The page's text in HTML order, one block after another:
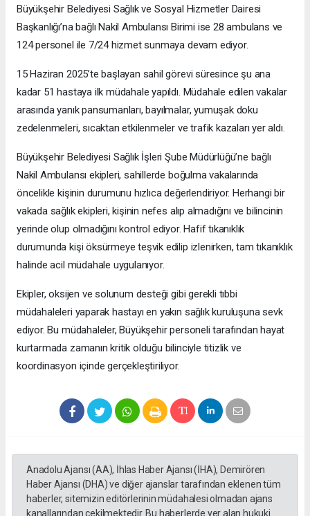
Büyükşehir Belediyesi Sağlık ve Sosyal Hizmetler Dairesi
Başkanlığı’na bağlı Nakil Ambulansı Birimi ise 28 ambulans ve
124 personel ile 7/24 hizmet sunmaya devam ediyor.
15 Haziran 2025’te başlayan sahil görevi süresince şu ana
kadar 51 hastaya ilk müdahale yapıldı. Müdahale edilen vakalar
arasında yanık pansumanları, bayılmalar, yumuşak doku
zedelenmeleri, sıcaktan etkilenmeler ve trafik kazaları yer aldı.
Büyükşehir Belediyesi Sağlık İşleri Şube Müdürlüğü’ne bağlı
Nakil Ambulansı ekipleri, sahillerde boğulma vakalarında
öncelikle kişinin durumunu hızlıca değerlendiriyor. Herhangi bir
vakada sağlık ekipleri, kişinin nefes alıp almadığını ve bilincinin
yerinde olup olmadığını kontrol ediyor. Hafif tıkanıklık
durumunda kişi öksürmeye teşvik edilip izlenirken, tam tıkanıklık
halinde acil müdahale uygulanıyor.
Ekipler, oksijen ve solunum desteği gibi gerekli tıbbi
müdahaleleri yaparak hastayı en yakın sağlık kuruluşuna sevk
ediyor. Bu müdahaleler, Büyükşehir personeli tarafından hayat
kurtarmada zamanın kritik olduğu bilinciyle titizlik ve
koordinasyon içinde gerçekleştiriliyor.
Anadolu Ajansı (AA), İhlas Haber Ajansı (İHA), Demirören
Haber Ajansı (DHA) ve diğer ajanslar tarafından eklenen tüm
haberler, sitemizin editörlerinin müdahalesi olmadan ajans
kanallarından çekilmektedir. Bu haberlerde yer alan hukuki